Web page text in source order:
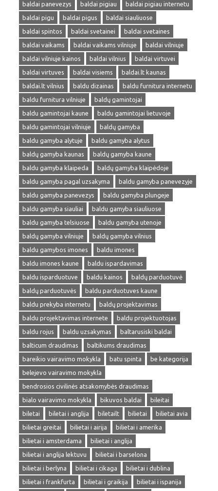
baldai panevezys
baldai pigiau
baldai pigiau internetu
baldai pigu
baldai pigus
baldai siauliuose
baldai spintos
baldai svetainei
baldai svetaines
baldai vaikams
baldai vaikams vilniuje
baldai vilniuje
baldai vilniuje kainos
baldai vilnius
baldai virtuvei
baldai virtuves
baldai visiems
baldai.lt kaunas
baldai.lt vilnius
baldu dizainas
baldu furnitura internetu
baldu furnitura vilniuje
baldų gamintojai
baldu gamintojai kaune
baldu gamintojai lietuvoje
baldu gamintojai vilniuje
baldų gamyba
baldu gamyba alytuje
baldu gamyba alytus
baldų gamyba kaunas
baldų gamyba kaune
baldu gamyba klaipeda
baldų gamyba klaipėdoje
baldu gamyba pagal uzsakyma
baldu gamyba panevezyje
baldu gamyba panevezys
baldu gamyba plungeje
baldu gamyba siauliai
baldu gamyba siauliuose
baldu gamyba telsiuose
baldu gamyba utenoje
baldų gamyba vilniuje
baldų gamyba vilnius
baldu gamybos imones
baldu imones
baldu imones kaune
baldu ispardavimas
baldu isparduotuve
baldu kainos
baldų parduotuvė
baldų parduotuvės
baldu parduotuves kaune
baldu prekyba internetu
baldų projektavimas
baldu projektavimas internete
baldu projektuotojas
baldu rojus
baldu uzsakymas
baltarusiski baldai
balticum draudimas
baltikums draudimas
bareikio vairavimo mokykla
batu spinta
be kategorija
belejevo vairavimo mokykla
bendrosios civilinės atsakomybės draudimas
bialo vairavimo mokykla
bikuvos baldai
bileitai
biletai
biletai i anglija biletailt bilietai
bilietai avia
bilietai greitai
bilietai i airija
bilietai i amerika
bilietai i amsterdama
bilietai i anglija
bilietai i anglija lektuvu
bilietai i barselona
bilietai i berlyna
bilietai i cikaga
bilietai i dublina
bilietai i frankfurta
bilietai i graikija
bilietai i ispanija